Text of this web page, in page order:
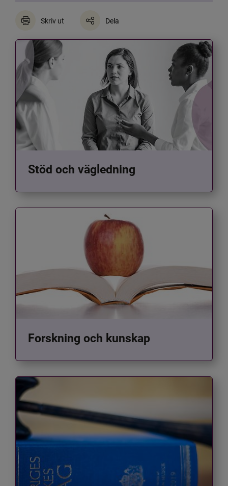
Skriv ut Dela
Stöd och vägledning
Forskning och kunskap